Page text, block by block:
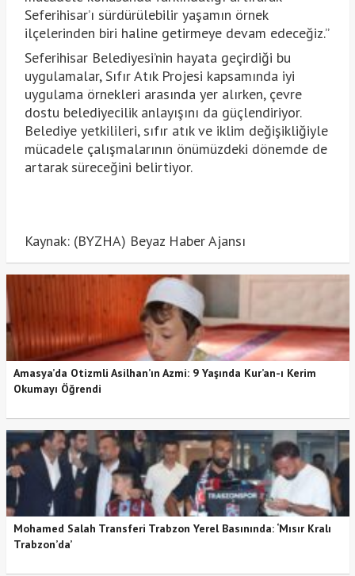
Seferihisar’ı sürdürülebilir yaşamın örnek
ilçelerinden biri haline getirmeye devam edeceğiz.”
Seferihisar Belediyesi’nin hayata geçirdiği bu
uygulamalar, Sıfır Atık Projesi kapsamında iyi
uygulama örnekleri arasında yer alırken, çevre
dostu belediyecilik anlayışını da güçlendiriyor.
Belediye yetkilileri, sıfır atık ve iklim değişikliğiyle
mücadele çalışmalarının önümüzdeki dönemde de
artarak süreceğini belirtiyor.
Kaynak: (BYZHA) Beyaz Haber Ajansı
Amasya’da Otizmli Asilhan’ın Azmi: 9 Yaşında Kur’an-ı Kerim
Okumayı Öğrendi
Mohamed Salah Transferi Trabzon Yerel Basınında: ‘Mısır Kralı
Trabzon’da’